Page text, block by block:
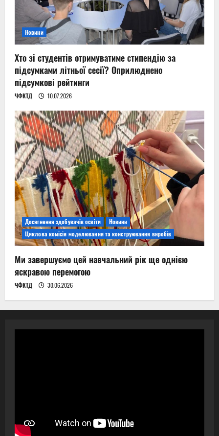
Новини
Хто зі студентів отримуватиме стипендію за
підсумками літньої сесії? Оприлюднено
підсумкові рейтинги
ЧФКТД 10.07.2026
Досягнення здобувачів освіти
Новини
Циклова комісія моделювання та конструювання виробів
Ми завершуємо цей навчальний рік ще однією
яскравою перемогою
ЧФКТД 30.06.2026